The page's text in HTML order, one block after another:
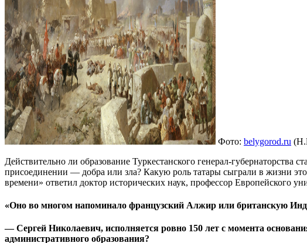
Фото: belygorod.ru
Действительно ли образование Туркестанского генерал-
присоединении — добра или зла? Какую роль татары сыграли в жизни
времени» ответил доктор исторических наук, профессор Европейского
«Оно во многом напоминало французский Алжир или британскую
— Сергей Николаевич, исполняется ровно 150 лет с момента
административного образования?